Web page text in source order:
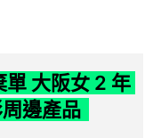
大阪女 2 年
邊產品